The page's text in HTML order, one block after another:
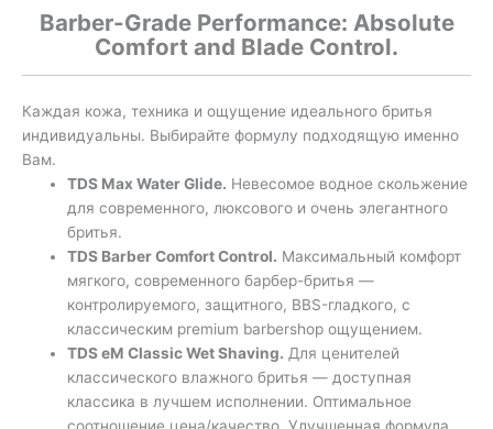
Barber-Grade Performance: Absolute
Comfort and Blade Control.
Каждая кожа, техника и ощущение идеального бритья
индивидуальны. Выбирайте формулу подходящую именно
Вам.
TDS Max Water Glide. Невесомое водное скольжение
для современного, люксового и очень элегантного
бритья.
TDS Barber Comfort Control. Максимальный комфорт
мягкого, современного барбер-бритья —
контролируемого, защитного, BBS-гладкого, с
классическим premium barbershop ощущением.
TDS eM Classic Wet Shaving. Для ценителей
классического влажного бритья — доступная
классика в лучшем исполнении. Оптимальное
соотношение цена/качество. Улучшенная формула